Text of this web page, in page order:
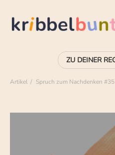
Artikel Spruch zum Nachdenken #35